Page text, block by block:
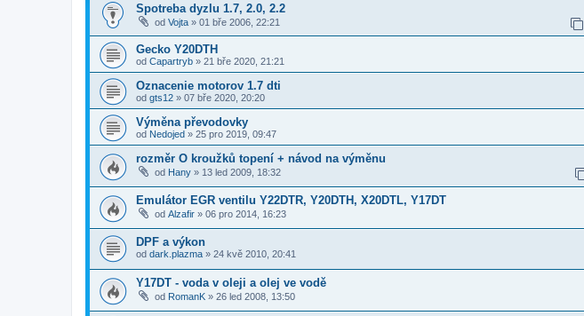
Spotreba dyzlu 1.7, 2.0, 2.2
od Vojta » 01 bře 2006, 22:21
Gecko Y20DTH
od Capartryb » 21 bře 2020, 21:21
Oznacenie motorov 1.7 dti
od gts12 » 07 bře 2020, 20:20
Výměna převodovky
od Nedojed » 25 pro 2019, 09:47
rozměr O kroužků topení + návod na výměnu
od Hany » 13 led 2009, 18:32
Emulátor EGR ventilu Y22DTR, Y20DTH, X20DTL, Y17DT
od Alzafir » 06 pro 2014, 16:23
DPF a výkon
od dark.plazma » 24 kvě 2010, 20:41
Y17DT - voda v oleji a olej ve vodě
od RomanK » 26 led 2008, 13:50